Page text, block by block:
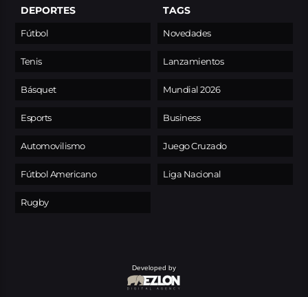
DEPORTES
Fútbol
Tenis
Básquet
Esports
Automovilismo
Fútbol Americano
Rugby
TAGS
Novedades
Lanzamientos
Mundial 2026
Business
Juego Cruzado
Liga Nacional
Developed by